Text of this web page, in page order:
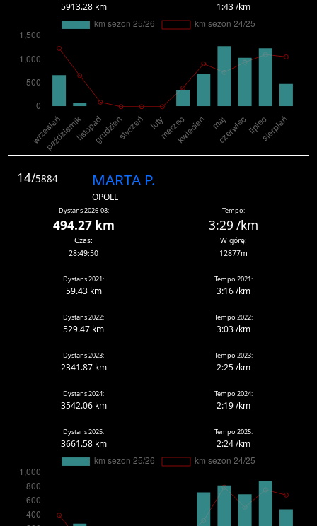
5913.28 km 1:43 /km
14/5884 MARTA P.
OPOLE
Dystans 2026-08:
494.27 km
Tempo:
3:29 /km
Czas:
28:49:50
W górę:
12877m
Dystans 2021:
59.43 km
Tempo 2021:
3:16 /km
Dystans 2022:
529.47 km
Tempo 2022:
3:03 /km
Dystans 2023:
2341.87 km
Tempo 2023:
2:25 /km
Dystans 2024:
3542.06 km
Tempo 2024:
2:19 /km
Dystans 2025:
3661.58 km
Tempo 2025:
2:24 /km